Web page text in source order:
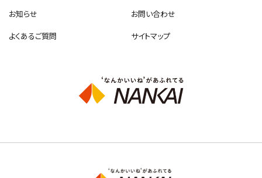
お知らせ
お問い合わせ
よくあるご質問
サイトマップ